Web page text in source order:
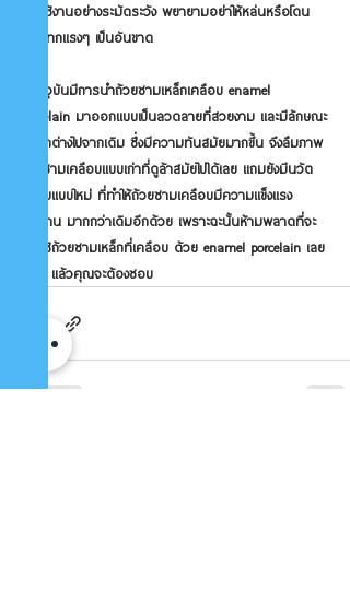
ต้องใช้งานอย่างระมัดระวัง พยายามอย่าให้หล่นหรือโดน
กระแทกแรงๆ เป็นอันขาด
ในปัจจุบันมีการนำถ้วยชามเหล็กเคลือบ enamel
porcelain มาออกแบบเป็นลวดลายที่สวยงาม และมีลักษณะ
ที่แตกต่างไปจากเดิม ซึ่งมีความทันสมัยมากขึ้น จึงลืมภาพ
ถ้วยชามเคลือบแบบเก่าที่ดูล้าสมัยไปได้เลย แถมยังมีนวัต
กรรมแบบใหม่ ที่ทำให้ถ้วยชามเคลือบมีความแข็งแรง
ทนทาน มากกว่าเดิมอีกด้วย เพราะฉะนั้นห้ามพลาดที่จะ
ลองใช้ถ้วยชามเหล็กที่เคลือบ ด้วย enamel porcelain เลย
เชียว แล้วคุณจะต้องชอบ